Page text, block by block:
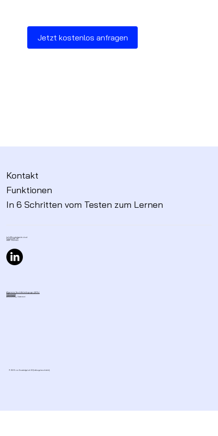
Jetzt kostenlos anfragen
Kontakt
Funktionen
In 6 Schritten vom Testen zum Lernen
hello@knowledgelab.cloud
Fauststraße 48,
81827 München
Allgemeine Geschäftsbedingungen (AGBs)
Datenschutz
Impressum
Accessibility Statement
© 2026 von KnowledgeLab UG (haftungsbeschränkt).